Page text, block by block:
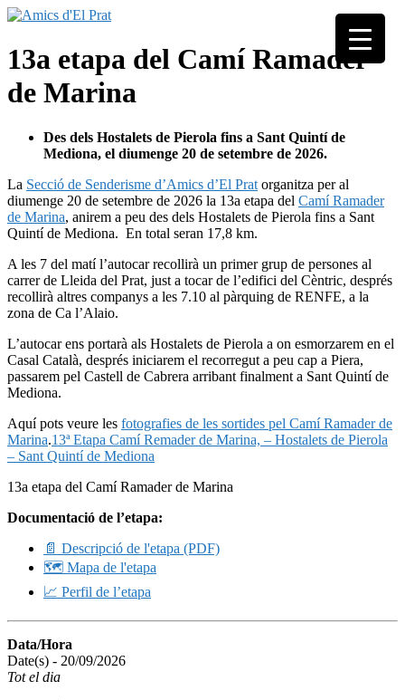
Skip
content
Amics
d'El
Prat
seixantenària
la finalitat de
tots els
pratencs
13a etapa del Camí Ramader
de Marina
Des dels Hostalets de Pierola fins a Sant Quintí de
Mediona, el diumenge 20 de setembre de 2026.
La Secció de Senderisme d’Amics d’El Prat organitza per al
diumenge 20 de setembre de 2026 la 13a etapa del Camí Ramader
de Marina, anirem a peu des dels Hostalets de Pierola fins a Sant
Quintí de Mediona. En total seran 17,8 km.
A les 7 del matí l’autocar recollirà un primer grup de persones al
carrer de Lleida del Prat, just a tocar de l’edifici del Cèntric, després
recollirà altres companys a les 7.10 al pàrquing de RENFE, a la
zona de Ca l’Alaio.
L’autocar ens portarà als Hostalets de Pierola a on esmorzarem en el
Casal Català, després iniciarem el recorregut a peu cap a Piera,
passarem pel Castell de Cabrera arribant finalment a Sant Quintí de
Mediona.
Aquí pots veure les fotografies de les sortides pel Camí Ramader de
Marina.13ª Etapa Camí Remader de Marina, – Hostalets de Pierola
– Sant Quintí de Mediona
13a etapa del Camí Ramader de Marina
Documentació de l’etapa:
📄 Descripció de l'etapa (PDF)
🗺️ Mapa de l'etapa
📈 Perfil de l’etapa
Data/Hora
Date(s) - 20/09/2026
Tot el dia